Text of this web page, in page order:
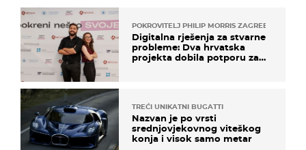
POKROVITELJ PHILIP MORRIS ZAGREB
Digitalna rješenja za stvarne
probleme: Dva hrvatska
projekta dobila potporu za
TREĆI UNIKATNI BUGATTI
Nazvan je po vrsti
srednjovjekovnog viteškog
konja i visok samo metar